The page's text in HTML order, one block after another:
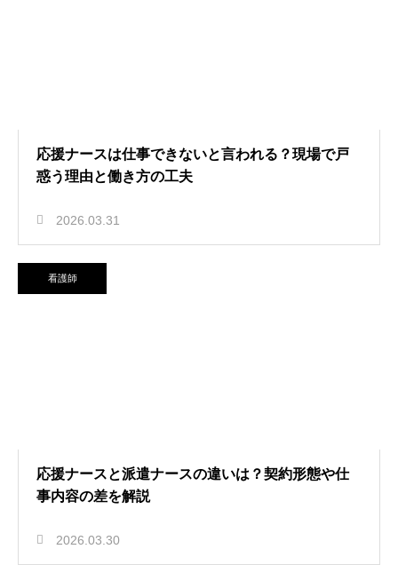
応援ナースは仕事できないと言われる？現場で戸
惑う理由と働き方の工夫
2026.03.31
看護師
応援ナースと派遣ナースの違いは？契約形態や仕
事内容の差を解説
2026.03.30